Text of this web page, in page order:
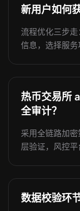
新用户如何
流程优化三步
信息，选择服务
热币交易所
全审计？
采用全链路加
层验证，风控平
数据校验环